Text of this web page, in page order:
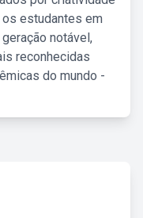
estudantes em
notável,
reconhecidas
do mundo -